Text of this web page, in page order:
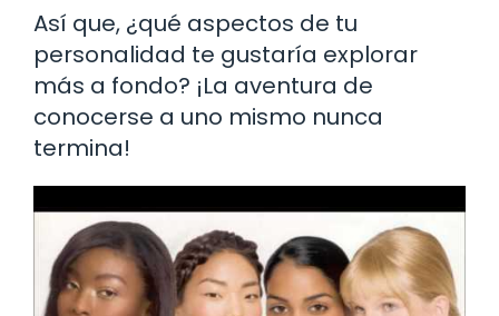
Así que, ¿qué aspectos de tu
personalidad te gustaría explorar
más a fondo? ¡La aventura de
conocerse a uno mismo nunca
termina!